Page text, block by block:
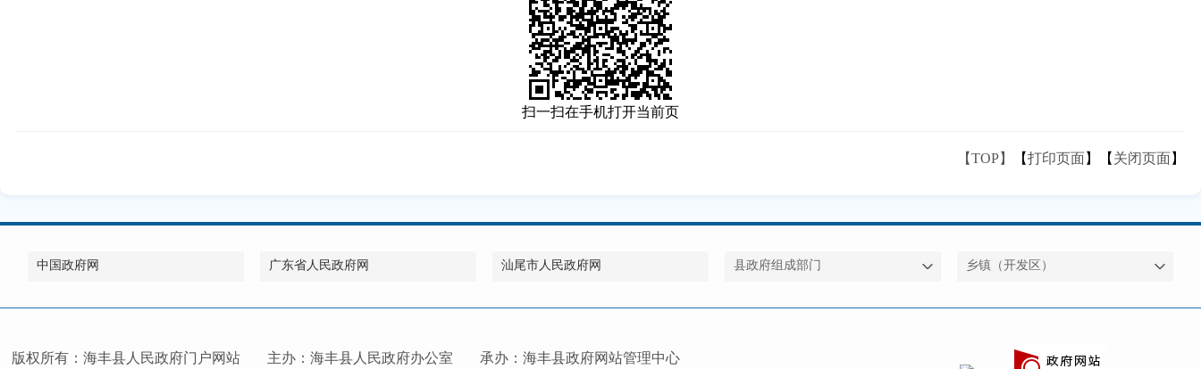
扫一扫在手机打开当前页
【TOP】 【打印页面】【 关闭页面】
中国政府网 广东省人民政府网 汕尾市人民政府网 县政府组成部门 乡镇（开发区）
版权所有：海丰县人民政府门户网站 主办：海丰县人民政府办公室 承办：海丰县政府网站管理中心